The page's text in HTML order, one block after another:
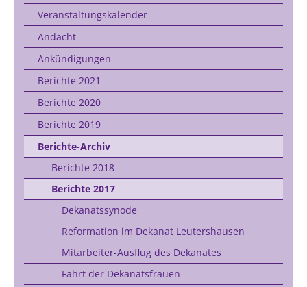
Veranstaltungskalender
Andacht
Ankündigungen
Berichte 2021
Berichte 2020
Berichte 2019
Berichte-Archiv
Berichte 2018
Berichte 2017
Dekanatssynode
Reformation im Dekanat Leutershausen
Mitarbeiter-Ausflug des Dekanates
Fahrt der Dekanatsfrauen